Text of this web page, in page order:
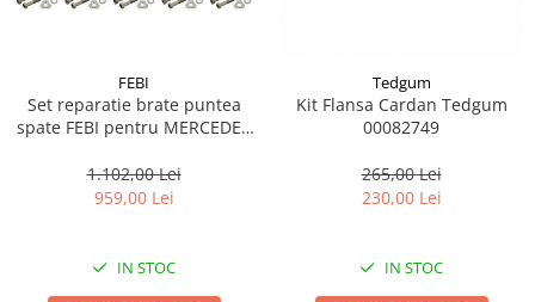
FEBI
Set reparatie brate puntea
spate FEBI pentru MERCEDES
C (W203), CLC (CL203), CLK
(A209), CLK (C209), E (W211)
1.102,00 Lei
959,00 Lei
IN STOC
Tedgum
Kit Flansa Cardan Tedgum
00082749
265,00 Lei
230,00 Lei
IN STOC